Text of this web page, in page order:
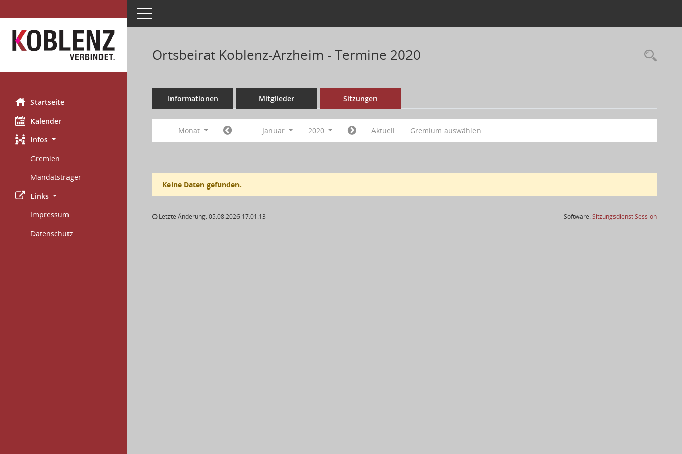
Startseite
Kalender
Infos
Gremien
Mandatsträger
Links
Impressum
Datenschutz
Toggle navigation
Ortsbeirat Koblenz-Arzheim - Termine 2020
Informationen Mitglieder Sitzungen
Monat Januar 2020 Aktuell Gremium auswählen
Keine Daten gefunden.
Letzte Änderung: 05.08.2026 17:01:13 Software:SitzungsdienstSession(Wird in